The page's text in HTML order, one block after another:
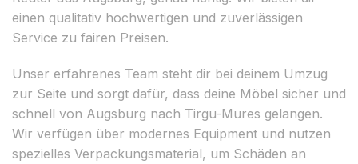
einen qualitativ hochwertigen und zuverlässigen
Service zu fairen Preisen.
Unser erfahrenes Team steht dir bei deinem Umzug
zur Seite und sorgt dafür, dass deine Möbel sicher und
schnell von Augsburg nach Tirgu-Mures gelangen.
Wir verfügen über modernes Equipment und nutzen
spezielles Verpackungsmaterial, um Schäden an